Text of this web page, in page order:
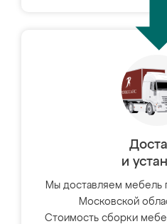
и
Мы доставляем мебель
Московской
Стоимость сборки